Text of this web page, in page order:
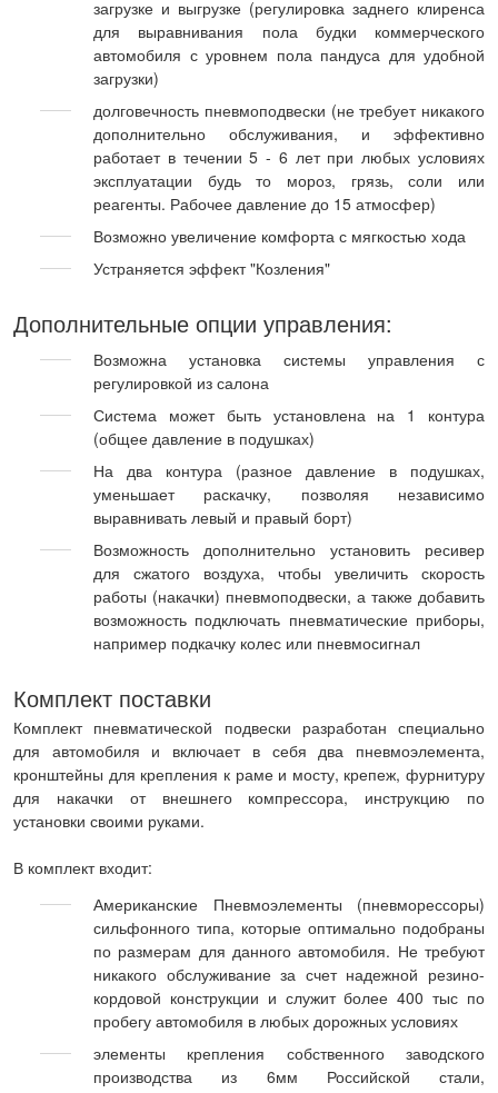
загрузке и выгрузке (регулировка заднего клиренса
для выравнивания пола будки коммерческого
автомобиля с уровнем пола пандуса для удобной
загрузки)
долговечность пневмоподвески (не требует никакого
дополнительно обслуживания, и эффективно
работает в течении 5 - 6 лет при любых условиях
эксплуатации будь то мороз, грязь, соли или
реагенты. Рабочее давление до 15 атмосфер)
Возможно увеличение комфорта с мягкостью хода
Устраняется эффект "Козления"
Дополнительные опции управления:
Возможна установка системы управления с
регулировкой из салона
Система может быть установлена на 1 контура
(общее давление в подушках)
На два контура (разное давление в подушках,
уменьшает раскачку, позволяя независимо
выравнивать левый и правый борт)
Возможность дополнительно установить ресивер
для сжатого воздуха, чтобы увеличить скорость
работы (накачки) пневмоподвески, а также добавить
возможность подключать пневматические приборы,
например подкачку колес или пневмосигнал
Комплект поставки
Комплект пневматической подвески разработан специально
для автомобиля и включает в себя два пневмоэлемента,
кронштейны для крепления к раме и мосту, крепеж, фурнитуру
для накачки от внешнего компрессора, инструкцию по
установки своими руками.
В комплект входит:
Американские Пневмоэлементы (пневморессоры)
сильфонного типа, которые оптимально подобраны
по размерам для данного автомобиля. Не требуют
никакого обслуживание за счет надежной резино-
кордовой конструкции и служит более 400 тыс по
пробегу автомобиля в любых дорожных условиях
элементы крепления собственного заводского
производства из 6мм Российской стали,